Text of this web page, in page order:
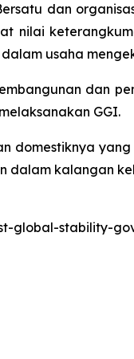
dan
nilai
usaha
dan
GGI.
domestiknya
dalam kalangan
global-stability-